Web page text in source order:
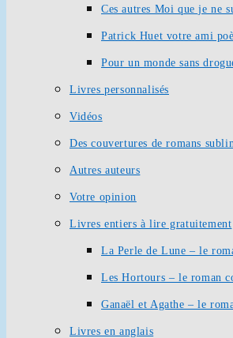
Ces autres Moi que je ne
Patrick Huet votre ami
Pour un monde sans
Livres personnalisés
Vidéos
Des couvertures de romans
Autres auteurs
Votre opinion
Livres entiers à lire gratuitement
La Perle de Lune – le
Les Hortours – le roman
Ganaël et Agathe – le
Livres en anglais